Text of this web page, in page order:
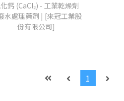
鈣 (CaCl₂) - 工業乾燥劑
水處理藥劑 | [來冠工業股
份有限公司]
1